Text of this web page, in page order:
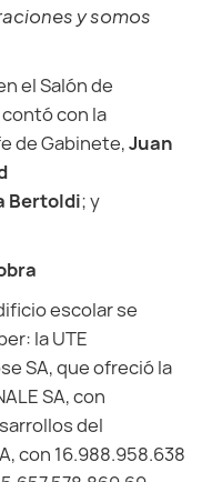
y somos
el Salón de
con la
de Gabinete,Juan
Bertoldi; y
escolar se
la UTE
SA, que ofreció la
SA, con
del
con 16.988.958.638